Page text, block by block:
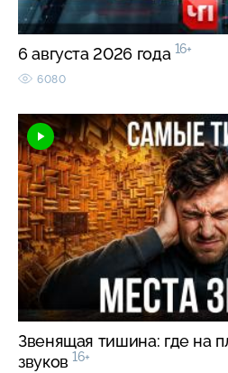
6 августа 2026 года 16+
6080
Звенящая тишина: где на
звуков 16+